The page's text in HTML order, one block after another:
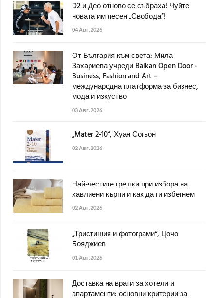
D2 и Део отново се събраха! Чуйте
новата им песен „Свобода“!
04 Авг. 2026
От България към света: Мила
Захариева учреди Balkan Open Door -
Business, Fashion and Art –
международна платформа за бизнес,
мода и изкуство
03 Авг. 2026
„Mater 2-10“, Хуан Согьон
02 Авг. 2026
Най-честите грешки при избора на
хавлиени кърпи и как да ги избегнем
02 Авг. 2026
„Тристишия и фотограми“, Цочо
Бояджиев
01 Авг. 2026
Доставка на врати за хотели и
апартаменти: основни критерии за